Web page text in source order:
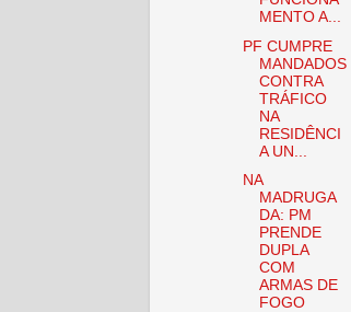
MENTO A...
PF CUMPRE
MANDADOS
CONTRA
TRÁFICO
NA
RESIDÊNCI
A UN...
NA
MADRUGA
DA: PM
PRENDE
DUPLA
COM
ARMAS DE
FOGO